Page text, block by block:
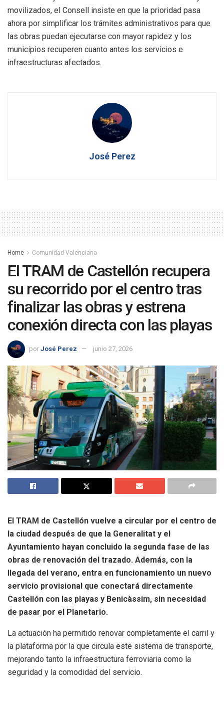
movilizados, el Consell insiste en que la prioridad pasa
ahora por simplificar los trámites administrativos para que
las obras puedan ejecutarse con mayor rapidez y los
municipios recuperen cuanto antes los servicios e
infraestructuras afectados.
José Perez
Home Comunidad Valenciana
El TRAM de Castellón recupera
su recorrido por el centro tras
finalizar las obras y estrena
conexión directa con las playas
por José Perez junio 27, 2026
El TRAM de Castellón vuelve a circular por el centro de
la ciudad después de que la Generalitat y el
Ayuntamiento hayan concluido la segunda fase de las
obras de renovación del trazado. Además, con la
llegada del verano, entra en funcionamiento un nuevo
servicio provisional que conectará directamente
Castellón con las playas y Benicàssim, sin necesidad
de pasar por el Planetario.
La actuación ha permitido renovar completamente el carril y
la plataforma por la que circula este sistema de transporte,
mejorando tanto la infraestructura ferroviaria como la
seguridad y la comodidad del servicio.